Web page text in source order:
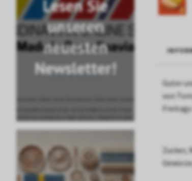
Lesen Sie
unseren
neuesten
Newsletter!
Guter
von